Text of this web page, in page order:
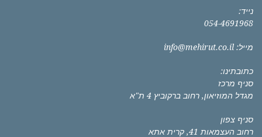
נייד:
054-4691968
מייל: info@mehirut.co.il
כתובתינו:
סניף מרכז
מגדל המוזיאון, רחוב ברקוביץ 4 ת"א
סניף צפון
רחוב העצמאות 41, קרית אתא